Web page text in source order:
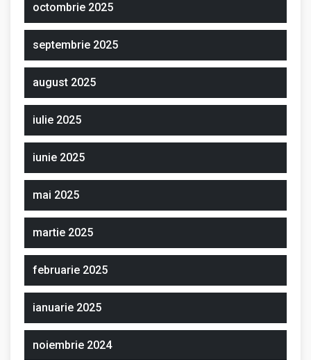
octombrie 2025
septembrie 2025
august 2025
iulie 2025
iunie 2025
mai 2025
martie 2025
februarie 2025
ianuarie 2025
noiembrie 2024